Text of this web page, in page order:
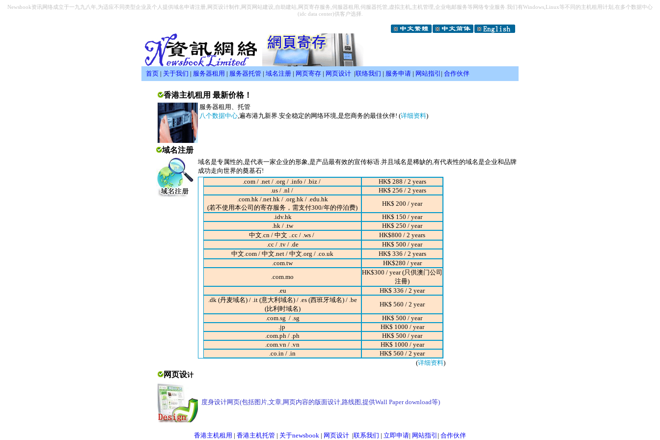
Newsbook资讯网络成立于一九九八年,为适应不同类型企业及个人提供域名申请注册,网页设计制作,网页网站建设,自助建站,网页寄存服务,伺服器租用,伺服器托管,虚拟主机,主机管理,企业电邮服务等网络专业服务.我们有Windows,Linux等不同的主机租用计划,在多个数据中心
(idc data center)供客户选择.
首页 | 关于我们 | 服务器租用 | 服务器托管 | 域名注册 | 网页寄存 | 网页设计 |联络我们 | 服务申请 | 网站指引 | 合作伙伴
香港主机租用 最新价格！
服务器租用、托管
八个数据中心,遍布港九新界.安全稳定的网络环境,是您商务的最佳伙伴! (详细资料)
域名注册
域名是专属性的,是代表一家企业的形象,是产品最有效的宣传标语.并且域名是稀缺的,有代表性的域名是企业和品牌
成功走向世界的奠基石!
.com / .net / .org / .info / .biz /
HK$ 288 / 2 years
.us / .nl /
HK$ 256 / 2 years
.com.hk /.net.hk / .org.hk / .edu.hk
(若不使用本公司的寄存服务，需支付300/年的停泊费)
HK$ 200 / year
.idv.hk
HK$ 150 / year
.hk / .tw
HK$ 250 / year
中文.cn / 中文 ..cc / .ws /
HK$800 / 2 years
.cc / .tv / .de
HK$ 500 / year
中文.com / 中文.net / 中文.org / .co.uk
HK$ 336 / 2 years
.com.tw
HK$280 / year
.com.mo
HK$300 / year (只供澳门公司
注冊)
.eu
HK$ 336 / 2 year
.dk (丹麦域名) / .it (意大利域名) / .es (西班牙域名) / .be
(比利时域名)
HK$ 560 / 2 year
.com.sg / .sg
HK$ 500 / year
.jp
HK$ 1000 / year
.com.ph / .ph
HK$ 500 / year
.com.vn / .vn
HK$ 1000 / year
.co.in / .in
HK$ 560 / 2 year
(详细资料)
网页设计
度身设计网页(包括图片,文章,网页内容的版面设计,路线图,提供Wall Paper download等)
香港主机租用 | 香港主机托管 | 关于newsbook | 网页设计 |联系我们 | 立即申请| 网站指引 | 合作伙伴